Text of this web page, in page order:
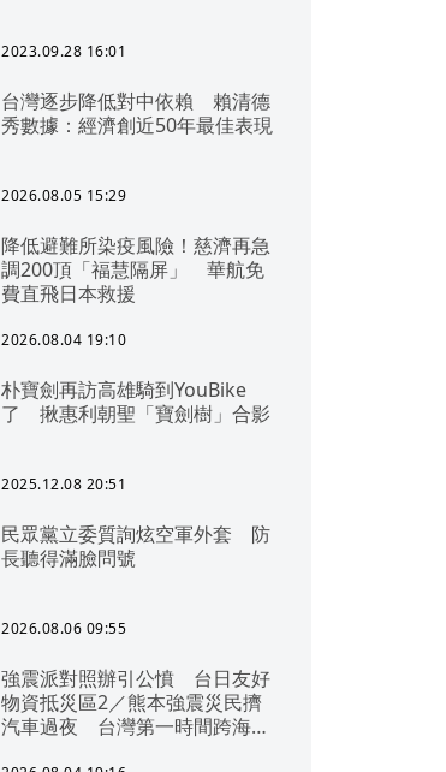
2023.09.28 16:01
台灣逐步降低對中依賴 賴清德
秀數據：經濟創近50年最佳表現
2026.08.05 15:29
降低避難所染疫風險！慈濟再急
調200頂「福慧隔屏」 華航免
費直飛日本救援
2026.08.04 19:10
朴寶劍再訪高雄騎到YouBike
了 揪惠利朝聖「寶劍樹」合影
2025.12.08 20:51
民眾黨立委質詢炫空軍外套 防
長聽得滿臉問號
2026.08.06 09:55
強震派對照辦引公憤 台日友好
物資抵災區2／熊本強震災民擠
汽車過夜 台灣第一時間跨海急